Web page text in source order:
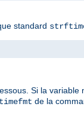
standard
Si la
timefmt de la